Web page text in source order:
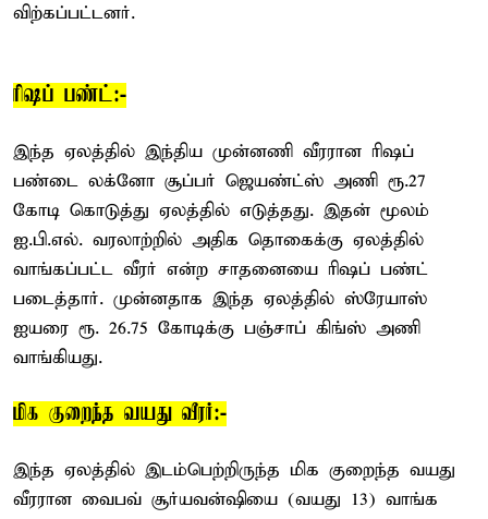
விற்கப்பட்டனர்.
ரிஷப் பண்ட்:-
இந்த ஏலத்தில் இந்திய முன்னணி வீரரான ரிஷப்
பண்டை லக்னோ சூப்பர் ஜெயண்ட்ஸ் அணி ரூ.27
கோடி கொடுத்து ஏலத்தில் எடுத்தது. இதன் மூலம்
ஐ.பி.எல். வரலாற்றில் அதிக தொகைக்கு ஏலத்தில்
வாங்கப்பட்ட வீரர் என்ற சாதனையை ரிஷப் பண்ட்
படைத்தார். முன்னதாக இந்த ஏலத்தில் ஸ்ரேயாஸ்
ஐயரை ரூ. 26.75 கோடிக்கு பஞ்சாப் கிங்ஸ் அணி
வாங்கியது.
மிக குறைந்த வயது வீரர்:-
இந்த ஏலத்தில் இடம்பெற்றிருந்த மிக குறைந்த வயது
வீரரான வைபவ் சூர்யவன்ஷியை (வயது 13) வாங்க